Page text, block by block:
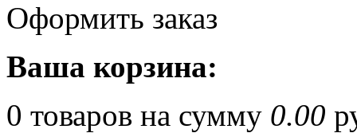
Оформить заказ
Ваша корзина:
0 товаров на сумму 0.00